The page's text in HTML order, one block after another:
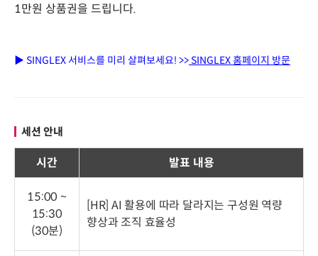
1만원 상품권을 드립니다.
▶ SINGLEX 서비스를 미리 살펴보세요! >>SINGLEX 홈페이지 방문
세션 안내
시간 발표 내용
15:00 ~
15:30
(30분)
[HR] AI 활용에 따라 달라지는 구성원 역량
향상과 조직 효율성